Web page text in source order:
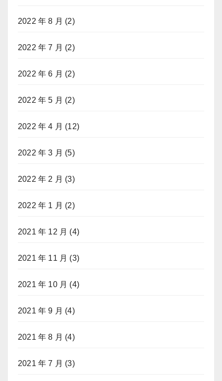
2022 年 8 月 (2)
2022 年 7 月 (2)
2022 年 6 月 (2)
2022 年 5 月 (2)
2022 年 4 月 (12)
2022 年 3 月 (5)
2022 年 2 月 (3)
2022 年 1 月 (2)
2021 年 12 月 (4)
2021 年 11 月 (3)
2021 年 10 月 (4)
2021 年 9 月 (4)
2021 年 8 月 (4)
2021 年 7 月 (3)